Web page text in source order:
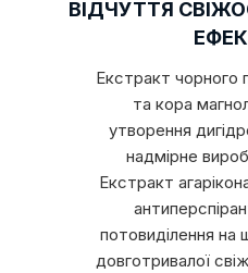
ВІДЧУТТЯ
Екстракт чорного
та кора
утворення
надмірне
Екстракт
потовиділення на
довготривалої